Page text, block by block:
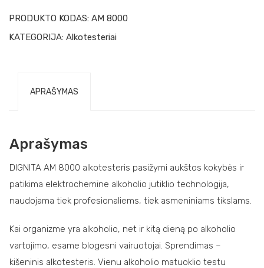
PRODUKTO KODAS: AM 8000
KATEGORIJA: Alkotesteriai
APRAŠYMAS
Aprašymas
DIGNITA AM 8000 alkotesteris pasižymi aukštos kokybės ir
patikima elektrochemine alkoholio jutiklio technologija,
naudojama tiek profesionaliems, tiek asmeniniams tikslams.
Kai organizme yra alkoholio, net ir kitą dieną po alkoholio
vartojimo, esame blogesni vairuotojai. Sprendimas –
kišeninis alkotesteris. Vienu alkoholio matuoklio testu